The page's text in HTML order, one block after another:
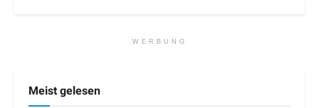
WERBUNG
Meist gelesen